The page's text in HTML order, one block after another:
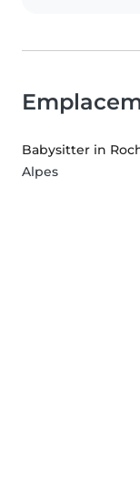
Babysitter in
Alpes